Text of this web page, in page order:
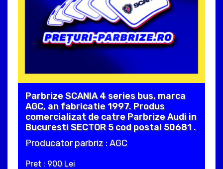
Parbrize SCANIA 4 series bus, marca
AGC, an fabricatie 1997. Produs
comercializat de catre Parbrize Audi in
Bucuresti SECTOR 5 cod postal 50681 .
Producator parbriz : AGC
Pret : 900 Lei